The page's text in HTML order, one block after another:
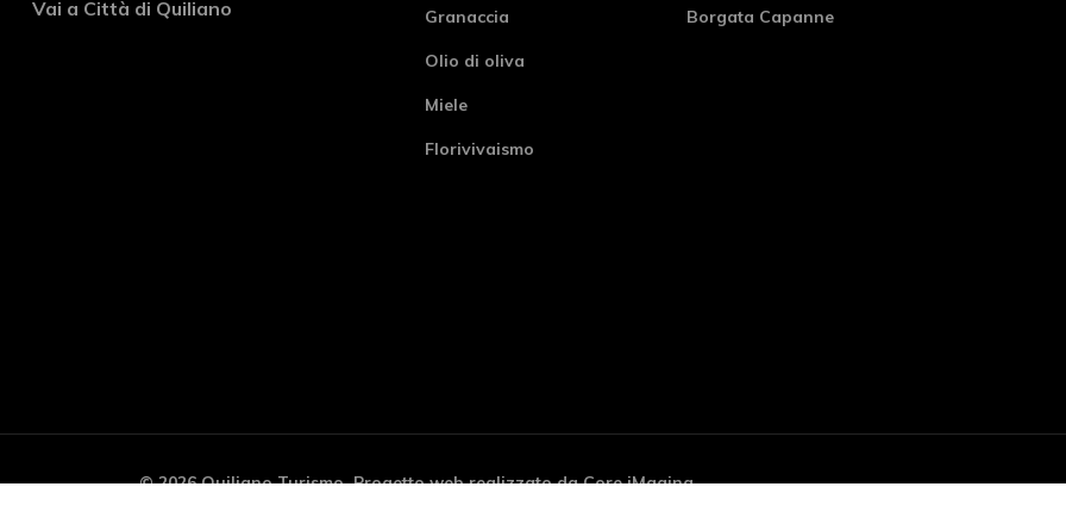
Vai a Città di Quiliano Granaccia
Olio di oliva
Miele
Florivivaismo
Borgata Capanne
© 2026 Quiliano Turismo. Progetto web realizzato daCore iMaging